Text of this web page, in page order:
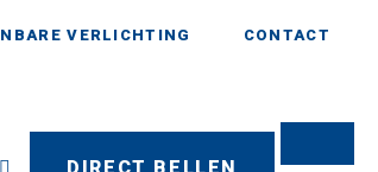
VERLICHTING CONTACT